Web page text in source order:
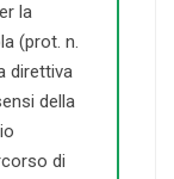
la
(prot. n.
direttiva
della
di